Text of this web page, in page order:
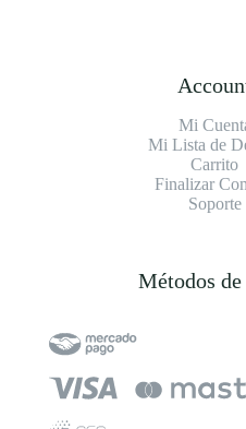
Mi
Mi Lista de
Carrito
Finalizar
Soporte
Métodos de